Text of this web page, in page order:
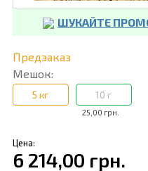
ШУКАЙТЕ
Предзаказ
Мешок:
5 кг
25,00 грн.
10 г
Цена:
6 214,00 грн.